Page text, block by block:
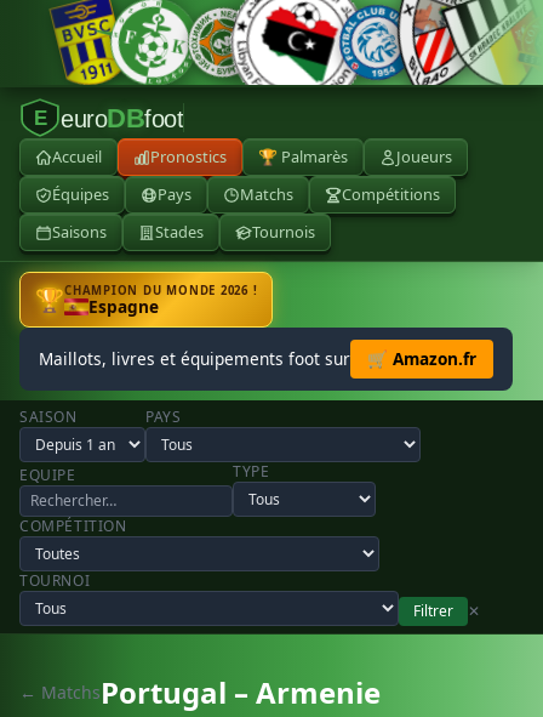
E euroDBfoot
Accueil Pronostics 🏆 Palmarès
Joueurs
Équipes
Pays Matchs
Compétitions
Saisons
Stades Tournois
🏆CHAMPION DU MONDE 2026 !
Espagne
Maillots, livres et équipements foot sur 🛒 Amazon.fr
SAISON PAYS
EQUIPE TYPE
COMPÉTITION
TOURNOI
Filtrer
✕
← MatchsPortugal – Armenie